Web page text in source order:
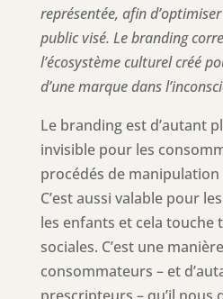
représentée, afin
public visé. Le branding
l’écosystème culturel créé
d’une marque dans
Le branding est d’autant
invisible pour les
procédés de
C’est aussi valable pour
les enfants et cela touche
sociales. C’est une
consommateurs – et
prescripteurs – qu’il nous